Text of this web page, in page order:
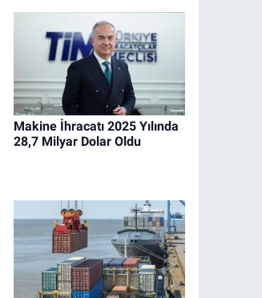
Makine İhracatı 2025 Yılında
28,7 Milyar Dolar Oldu